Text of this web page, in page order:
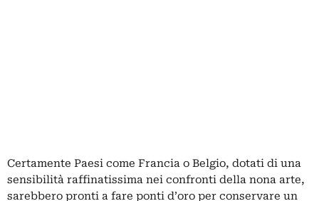
Certamente Paesi come Francia o Belgio, dotati di una
sensibilità raffinatissima nei confronti della nona arte,
sarebbero pronti a fare ponti d’oro per conservare un